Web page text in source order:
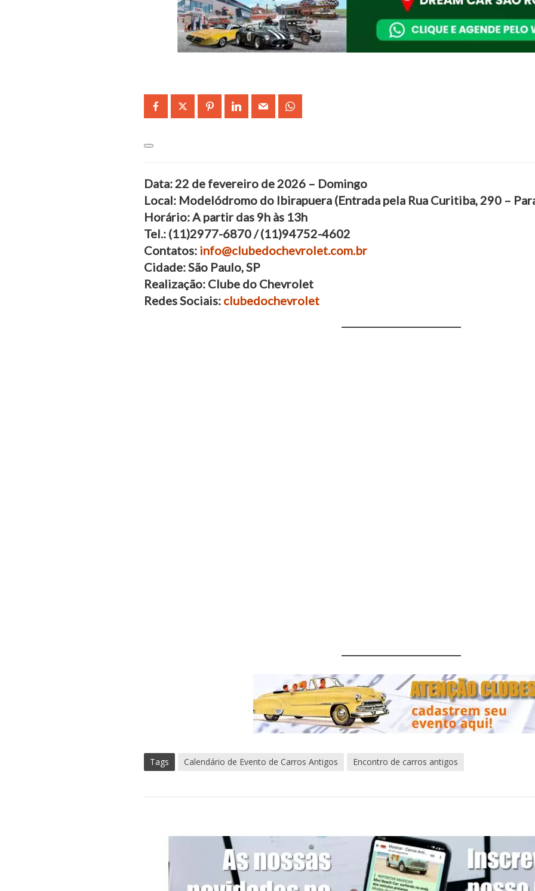
Data: 22 de fevereiro de 2026 – Domingo
Local: Modelódromo do Ibirapuera (Entrada pela Rua Curitiba, 290 –
Horário: A partir das 9h às 13h
Tel.: (11)2977-6870 / (11)94752-4602
Contatos: info@clubedochevrolet.com.br
Cidade: São Paulo, SP
Realização: Clube do Chevrolet
Redes Sociais: clubedochevrolet
Tags Calendário de Evento de Carros Antigos Encontro de carros antigos